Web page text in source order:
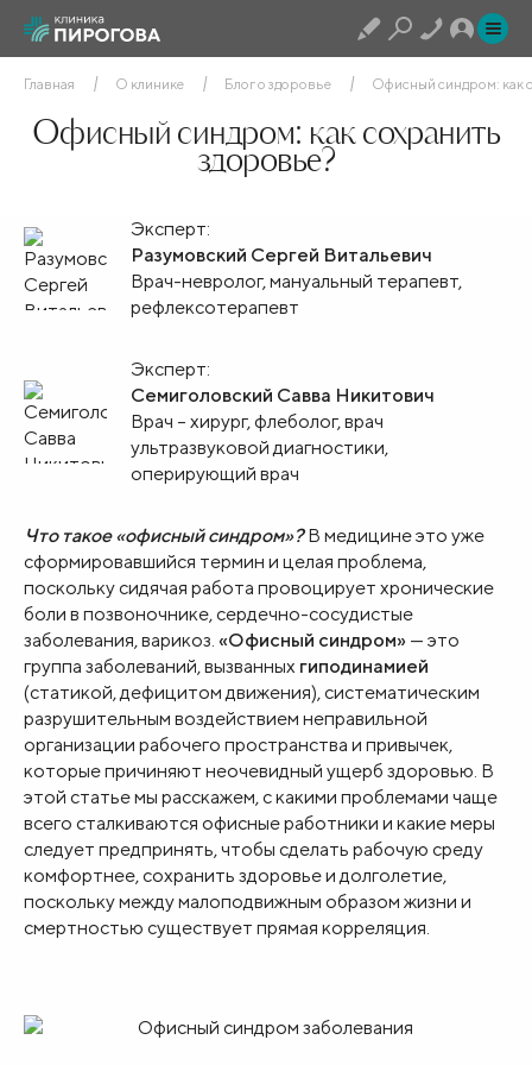
Главная О клинике Блог о здоровье Офисный синдром: как
Офисный синдром: как сохранить
здоровье?
Эксперт:
Разумовский Сергей Витальевич
Врач-невролог, мануальный терапевт,
рефлексотерапевт
Эксперт:
Семиголовский Савва Никитович
Врач – хирург, флеболог, врач
ультразвуковой диагностики,
оперирующий врач
Что такое «офисный синдром»?В медицине это уже
сформировавшийся термин и целая проблема,
поскольку сидячая работа провоцирует хронические
боли в позвоночнике, сердечно-сосудистые
заболевания, варикоз. «Офисный синдром» — это
группа заболеваний, вызванных гиподинамией
(статикой, дефицитом движения), систематическим
разрушительным воздействием неправильной
организации рабочего пространства и привычек,
которые причиняют неочевидный ущерб здоровью. В
этой статье мы расскажем, с какими проблемами чаще
всего сталкиваются офисные работники и какие меры
следует предпринять, чтобы сделать рабочую среду
комфортнее, сохранить здоровье и долголетие,
поскольку между малоподвижным образом жизни и
смертностью существует прямая корреляция.